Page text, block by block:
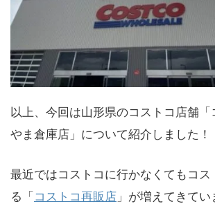
以上、今回は山形県のコストコ店舗
やま倉庫店」について紹介しました！
最近ではコストコに行かなくてもコス
る「コストコ再販店 」が増えてきてい